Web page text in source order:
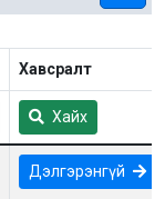
Хавсралт
Хайх
Дэлгэрэнгүй